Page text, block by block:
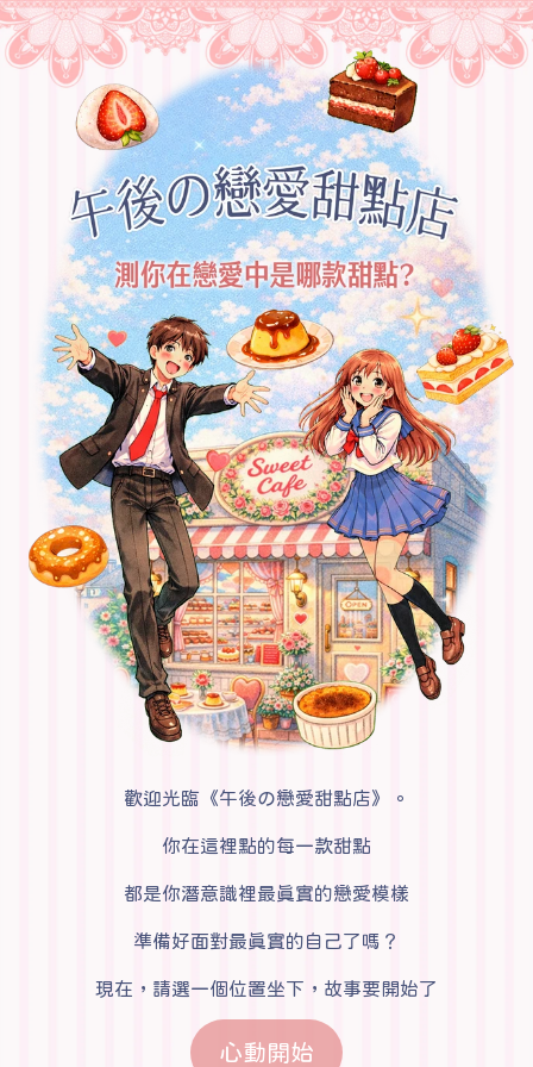
歡迎光臨《午後の戀愛甜點店》。
你在這裡點的每一款甜點
都是你潛意識裡最真實的戀愛模樣
準備好面對最真實的自己了嗎？
現在，請選一個位置坐下，故事要開始了
心動開始